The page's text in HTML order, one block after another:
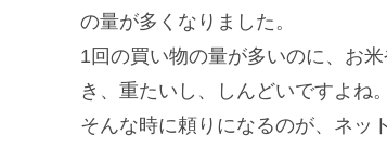
の量が多くなりました。
1回の買い物の量が多いのに、お
き、重たいし、しんどいですよね。
そんな時に頼りになるのが、ネッ